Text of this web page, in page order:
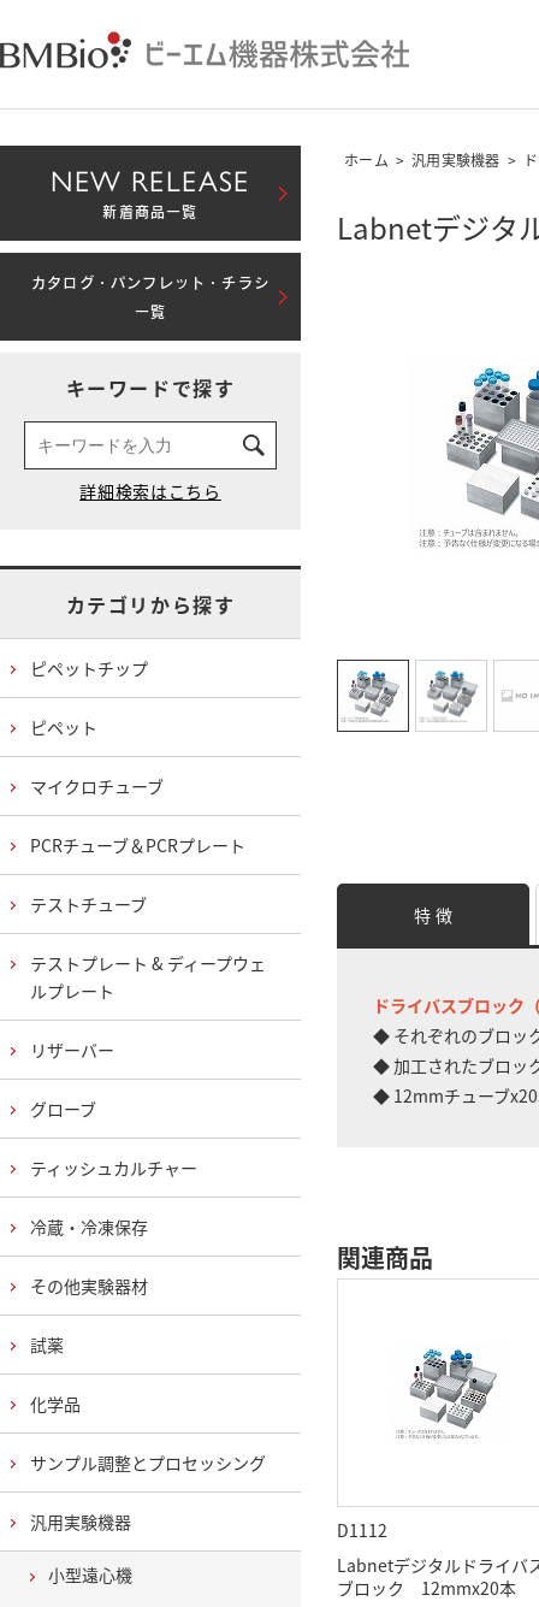
ホーム > 汎用実験機器 >
Labnetデジタ
特 徴
ドライバスブロッ
◆ それぞれのブロッ
◆ 加工されたブロッ
◆ 12mmチューブ
関連商品
D1112
Labnetデジタルドライバ
ブロック 12mmx20本
NEW RELEASE
新着商品一覧
カタログ・パンフレット・チラシ
一覧
キーワードで探す
カテゴリから探す
ピペットチップ
ピペット
マイクロチューブ
PCRチューブ＆PCRプレート
テストチューブ
テストプレート & ディープウェ
ルプレート
リザーバー
グローブ
ティッシュカルチャー
冷蔵・冷凍保存
その他実験器材
試薬
化学品
サンプル調整とプロセッシング
汎用実験機器
小型遠心機